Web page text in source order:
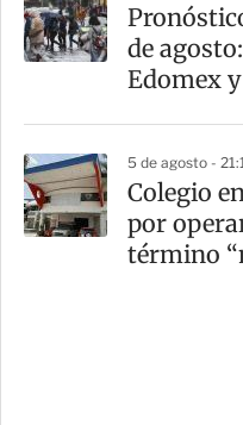
de
Edomex
5 de agosto -
Colegio
por
término